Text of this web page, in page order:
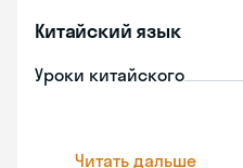
Китайский язык
Уроки китайского
Читать дальше